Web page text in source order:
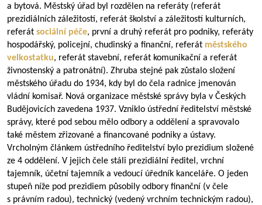
a bytová. Městský úřad byl rozdělen na referáty (referát
prezidiálních záležitostí, referát školství a záležitostí kulturních,
referát sociální péče, první a druhý referát pro podniky, referáty
hospodářský, policejní, chudinský a finanční, referát městského
velkostatku, referát stavební, referát komunikační a referát
živnostenský a patronátní). Zhruba stejné pak zůstalo složení
městského úřadu do 1934, kdy byl do čela radnice jmenován
vládní komisař. Nová organizace městské správy byla v Českých
Budějovicích zavedena 1937. Vzniklo ústřední ředitelství městské
správy, které pod sebou mělo odbory a oddělení a spravovalo
také městem zřizované a financované podniky a ústavy.
Vrcholným článkem ústředního ředitelství bylo prezidium složené
ze 4 oddělení. V jejich čele stáli prezidiální ředitel, vrchní
tajemník, účetní tajemník a vedoucí úředník kanceláře. O jeden
stupeň níže pod prezidiem působily odbory finanční (v čele
s právním radou), technický (vedený vrchním technickým radou),